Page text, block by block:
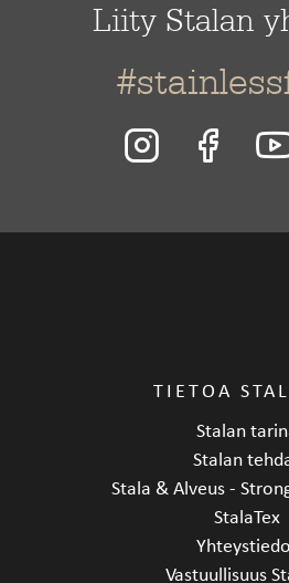
Liity Stalan
TIETOA
Stalan
Stalan
Stala & Alveus -
StalaTex
Vastuullisuus